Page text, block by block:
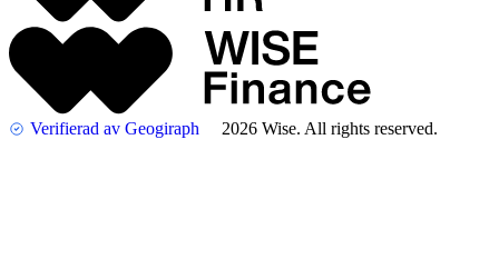
Verifierad av Geogiraph 2026 Wise. All rights reserved.